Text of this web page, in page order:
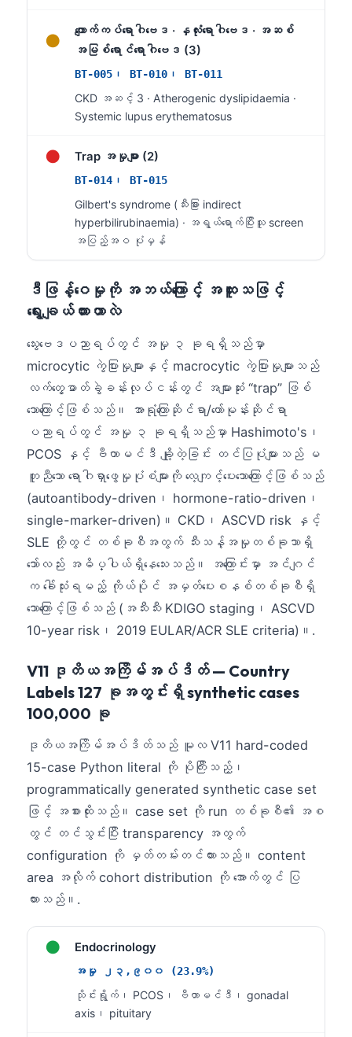
●
ကျောက်ကပ်ရောဂါဗေဒ · နှလုံးရောဂါဗေဒ · အဆစ်
အမြစ်ရောင်ရောဂါဗေဒ (3)
BT-005၊ BT-010၊ BT-011
CKD အဆင့် 3 · Atherogenic dyslipidaemia ·
Systemic lupus erythematosus
● Trap အမှုများ (2)
BT-014၊ BT-015
Gilbert's syndrome (သီးခြား indirect
hyperbilirubinaemia) · အရွယ်ရောက်ပြီးသူ screen
အပြည့်အဝ ပုံမှန်
ဒီဖြန့်ဝေမှုကို အဘယ်ကြောင့် အထူးသဖြင့်
ရွေးချယ်ထားတာလဲ
သွေးဗေဒပညာရပ်တွင် အမှု ၃ ခုရရှိသည်မှာ
microcytic ကွဲပြားမှုများနှင့် macrocytic ကွဲပြားမှုများသည်
လက်တွေ့ဓာတ်ခွဲခန်းလုပ်ငန်းတွင် အများဆုံး “trap” ဖြစ်
သောကြောင့်ဖြစ်သည်။ အာရုံကြောဆိုင်ရာ/ဟော်မုန်းဆိုင်ရာ
ပညာရပ်တွင် အမှု ၃ ခုရရှိသည်မှာ Hashimoto's၊
PCOS နှင့် ဗီတာမင်ဒီ ချို့တဲ့ခြင်း တင်ပြပုံများသည် မ
တူညီသော ရောဂါရှာဖွေမှုပုံစံများကို လေ့ကျင့်ပေးသောကြောင့်ဖြစ်သည်
(autoantibody-driven၊ hormone-ratio-driven၊
single-marker-driven)။ CKD၊ ASCVD risk နှင့်
SLE တို့တွင် တစ်ခုစီအတွက် သီးသန့်အမှုတစ်ခုသာရှိ
သော်လည်း အဓိပ္ပါယ်ရှိနေသေးသည်။ အကြောင်းမှာ အင်ဂျင်
က ခေါ်သုံးရမည့် ကိုယ်ပိုင် အမှတ်ပေးစနစ်တစ်ခုစီရှိ
သောကြောင့်ဖြစ်သည် (အသီးသီး KDIGO staging၊ ASCVD
10-year risk၊ 2019 EULAR/ACR SLE criteria)။.
V11 ဒုတိယအကြိမ်အပ်ဒိတ် — Country
Labels 127 ခုအတွင်းရှိ synthetic cases
100,000 ခု
ဒုတိယအကြိမ်အပ်ဒိတ်သည် မူလ V11 hard-coded
15-case Python literal ကို ပိုကြီးသည့်၊
programmatically generated synthetic case set
ဖြင့် အစားထိုးသည်။ case set ကို run တစ်ခုစီ၏ အစ
တွင် တင်သွင်းပြီး transparency အတွက်
configuration ကို မှတ်တမ်းတင်ထားသည်။ content
area အလိုက် cohort distribution ကို အောက်တွင် ပြ
ထားသည်။.
● Endocrinology
အမှု ၂၃,၉၀၀ (23.9%)
သိုင်းရွိုက်၊ PCOS၊ ဗီတာမင်ဒီ၊ gonadal
axis၊ pituitary
Slovenščina
Magyar
Shqip
मराठी
తెలుగు
தமிழ்
ગુજરાતી
ಕನ್ನಡ
Tiếng Việt
Tagalog
ភាសាខ្មែរ
Kiswahili
Українська
O‘zbekcha
Català
Қазақ тілі
Suomi
Hrvatski
Slovenčina
پښتو
سنڌي
සිංහල
অসমীয়া
Galego
Latviešu valoda
Македонски јазик
Euskara
العربية المغربية
Afrikaans
Монгол